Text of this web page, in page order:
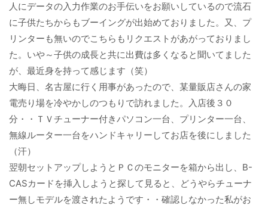
人にデータの入力作業のお手伝いをお願いしているので流石
に子供たちからもブーイングが出始めておりました。又、プ
リンターも無いのでこちらもリクエストがあがっておりまし
た。いや～子供の成長と共に出費は多くなると聞いてました
が、最近身を持って感じます（笑）
大晦日、名古屋に行く用事があったので、某量販店さんの家
電売り場を冷やかしのつもりで訪れました。入店後３０
分・・ＴＶチューナー付きパソコン一台、プリンター一台、
無線ルーター一台をハンドキャリーしてお店を後にしました
（汗）
翌朝セットアップしようとＰＣのモニターを箱から出し、B-
CASカードを挿入しようと探して見ると、どうやらチューナ
ー無しモデルを渡されたようです・・確認しなかった私がお